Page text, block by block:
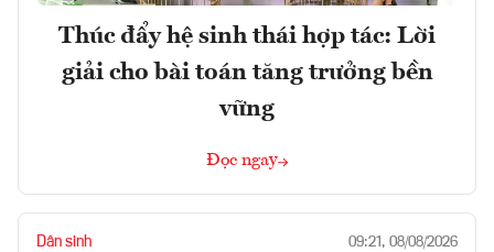
Thúc đẩy hệ sinh thái hợp tác: Lời
giải cho bài toán tăng trưởng bền
vững
Đọc ngay
Dân sinh 09:21, 08/08/2026